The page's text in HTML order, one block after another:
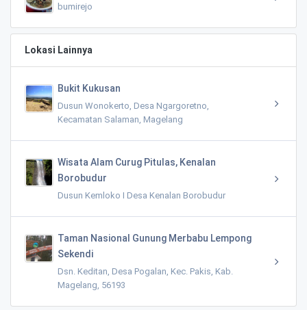
bumirejo
Lokasi Lainnya
Bukit Kukusan
Dusun Wonokerto, Desa Ngargoretno,
Kecamatan Salaman, Magelang
Wisata Alam Curug Pitulas, Kenalan
Borobudur
Dusun Kemloko I Desa Kenalan Borobudur
Taman Nasional Gunung Merbabu Lempong
Sekendi
Dsn. Keditan, Desa Pogalan, Kec. Pakis, Kab.
Magelang, 56193